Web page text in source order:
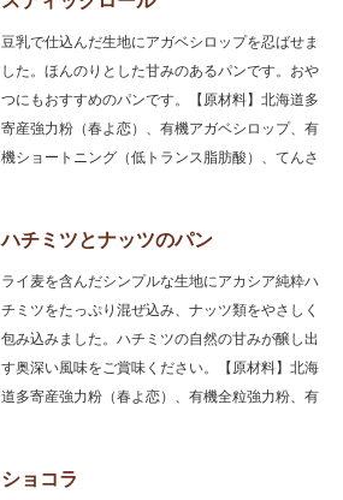
豆乳で仕込んだ生地にアガベシロップを忍ばせま
した。ほんのりとした甘みのあるパンです。おや
つにもおすすめのパンです。【原材料】北海道多
寄産強力粉（春よ恋）、有機アガベシロップ、有
機ショートニング（低トランス脂肪酸）、てんさ
ハチミツとナッツのパン
ライ麦を含んだシンプルな生地にアカシア純粋ハ
チミツをたっぷり混ぜ込み、ナッツ類をやさしく
包み込みました。ハチミツの自然の甘みが醸し出
す奥深い風味をご賞味ください。【原材料】北海
道多寄産強力粉（春よ恋）、有機全粒強力粉、有
ショコラ